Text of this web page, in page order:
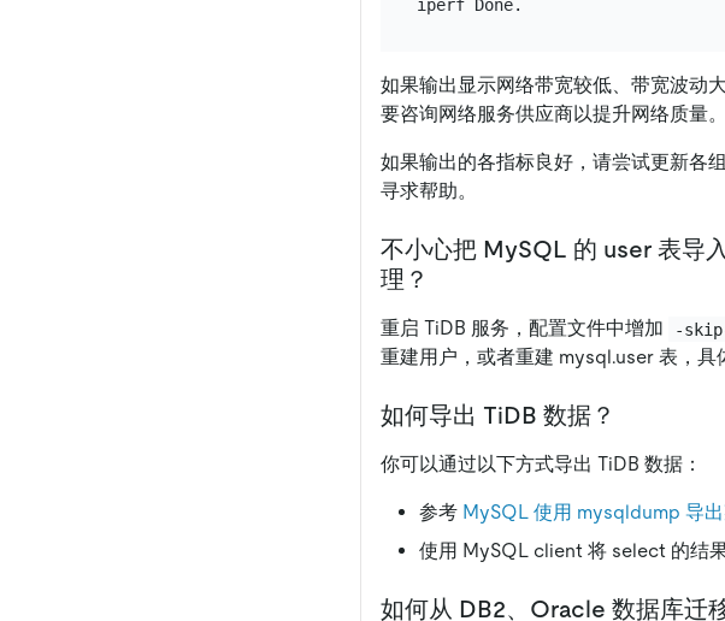
如果输出显示网络带宽较低、带宽波动
要咨询网络服务供应商以提升网络质量。
如果输出的各指标良好，请尝试更新各
寻求帮助。
不小心把 MySQL 的 user 表导
理？
重启 TiDB 服务，配置文件中增加 -
重建用户，或者重建 mysql.user 表，具
如何导出 TiDB 数据？
你可以通过以下方式导出 TiDB 数据：
参考 MySQL 使用 mysqldump 导
使用 MySQL client 将 select 的结
如何从 DB2、Oracle 数据库迁